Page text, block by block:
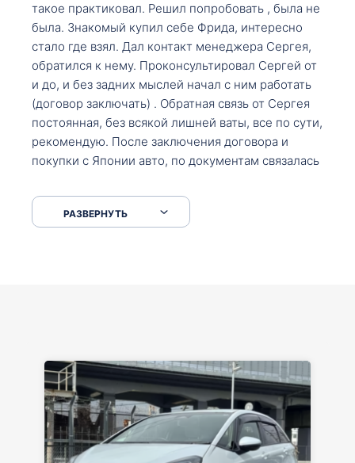
такое практиковал. Решил попробовать , была не
была. Знакомый купил себе Фрида, интересно
стало где взял. Дал контакт менеджера Сергея,
обратился к нему. Проконсультировал Сергей от
и до, и без задних мыслей начал с ним работать
(договор заключать) . Обратная связь от Сергея
постоянная, без всякой лишней ваты, все по сути,
рекомендую. После заключения договора и
покупки с Японии авто, по документам связалась
что заполнить, куда зайти, образцы и т.д. После
приехал за авто. Меня тепло встретили Сергей с
РАЗВЕРНУТЬ